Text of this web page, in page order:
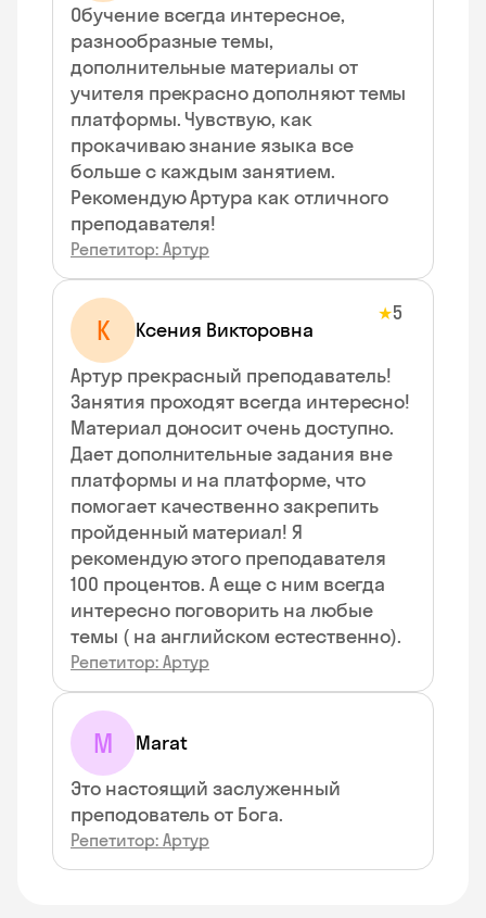
Обучение всегда интересное,
разнообразные темы,
дополнительные материалы от
учителя прекрасно дополняют темы
платформы. Чувствую, как
прокачиваю знание языка все
больше с каждым занятием.
Рекомендую Артура как отличного
преподавателя!
Репетитор: Артур
К Ксения Викторовна
★5
Артур прекрасный преподаватель!
Занятия проходят всегда интересно!
Материал доносит очень доступно.
Дает дополнительные задания вне
платформы и на платформе, что
помогает качественно закрепить
пройденный материал! Я
рекомендую этого преподавателя
100 процентов. А еще с ним всегда
интересно поговорить на любые
темы ( на английском естественно).
Репетитор: Артур
M
Marat
Это настоящий заслуженный
преподователь от Бога.
Репетитор: Артур